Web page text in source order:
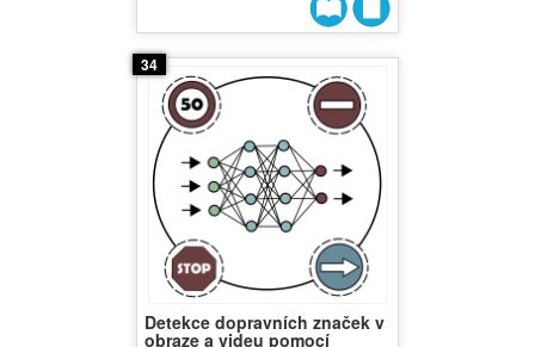
34
Detekce dopravních značek v
obraze a videu pomocí